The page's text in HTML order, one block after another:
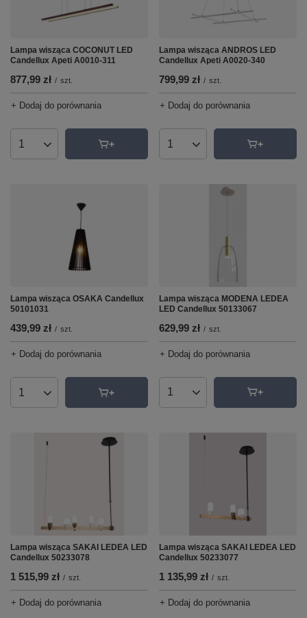
Lampa wisząca COCONUT LED
Candellux Apeti A0010-311
877,99 zł / szt.
+ Dodaj do porównania
Ilość produktów
Lampa wisząca ANDROS LED
Candellux Apeti A0020-340
799,99 zł / szt.
+ Dodaj do porównania
Ilość produktów
Lampa wisząca OSAKA Candellux
50101031
439,99 zł / szt.
+ Dodaj do porównania
Ilość produktów
Lampa wisząca MODENA LEDEA
LED Candellux 50133067
629,99 zł / szt.
+ Dodaj do porównania
Ilość produktów
Lampa wisząca SAKAI LEDEA LED
Candellux 50233078
1 515,99 zł / szt.
+ Dodaj do porównania
Lampa wisząca SAKAI LEDEA LED
Candellux 50233077
1 135,99 zł / szt.
+ Dodaj do porównania